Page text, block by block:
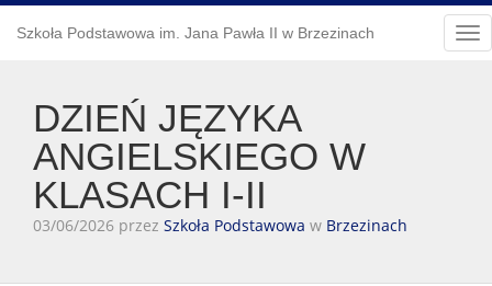
Szkoła Podstawowa im. Jana Pawła II w Brzezinach
DZIEŃ JĘZYKA
ANGIELSKIEGO W
KLASACH I-II
03/06/2026 przez Szkoła Podstawowa w Brzezinach